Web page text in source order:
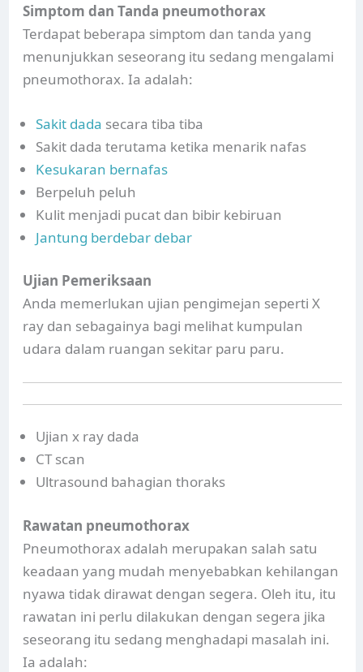
Simptom dan Tanda pneumothorax
Terdapat beberapa simptom dan tanda yang
menunjukkan seseorang itu sedang mengalami
pneumothorax. Ia adalah:
Sakit dada secara tiba tiba
Sakit dada terutama ketika menarik nafas
Kesukaran bernafas
Berpeluh peluh
Kulit menjadi pucat dan bibir kebiruan
Jantung berdebar debar
Ujian Pemeriksaan
Anda memerlukan ujian pengimejan seperti X
ray dan sebagainya bagi melihat kumpulan
udara dalam ruangan sekitar paru paru.
Ujian x ray dada
CT scan
Ultrasound bahagian thoraks
Rawatan pneumothorax
Pneumothorax adalah merupakan salah satu
keadaan yang mudah menyebabkan kehilangan
nyawa tidak dirawat dengan segera. Oleh itu, itu
rawatan ini perlu dilakukan dengan segera jika
seseorang itu sedang menghadapi masalah ini.
Ia adalah: